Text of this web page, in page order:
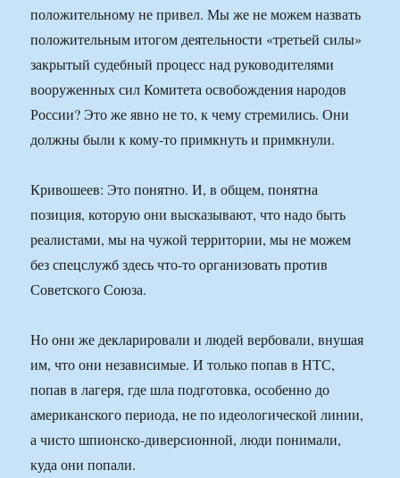
положительному не привел. Мы же не можем назвать
положительным итогом деятельности «третьей силы»
закрытый судебный процесс над руководителями
вооруженных сил Комитета освобождения народов
России? Это же явно не то, к чему стремились. Они
должны были к кому-то примкнуть и примкнули.
Кривошеев: Это понятно. И, в общем, понятна
позиция, которую они высказывают, что надо быть
реалистами, мы на чужой территории, мы не можем
без спецслужб здесь что-то организовать против
Советского Союза.
Но они же декларировали и людей вербовали, внушая
им, что они независимые. И только попав в НТС,
попав в лагеря, где шла подготовка, особенно до
американского периода, не по идеологической линии,
а чисто шпионско-диверсионной, люди понимали,
куда они попали.